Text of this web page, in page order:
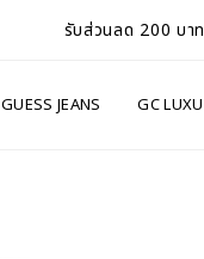
รับส่วนลด 200 บา
GUESS JEANS GC